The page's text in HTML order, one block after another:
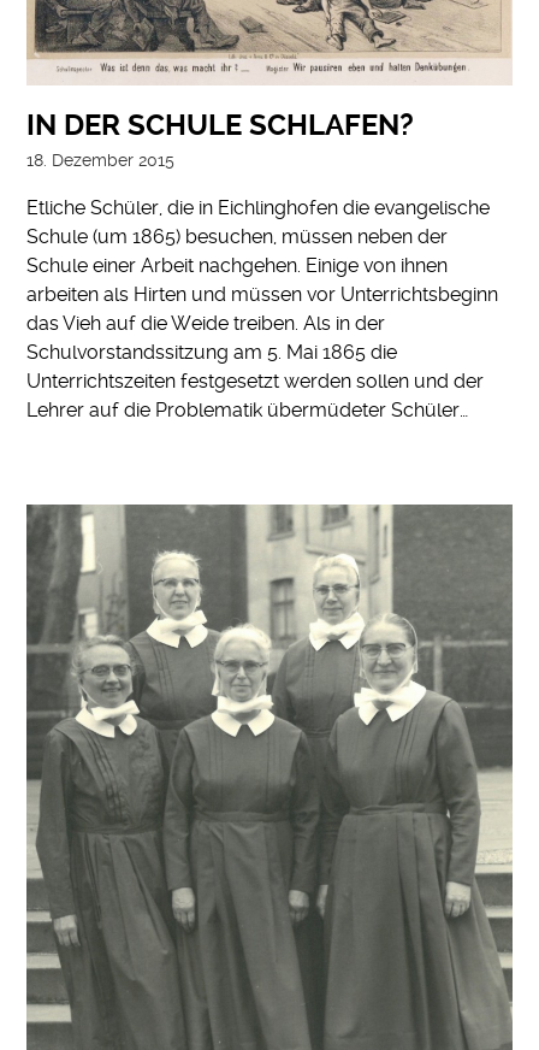
IN DER SCHULE SCHLAFEN?
18. Dezember 2015
Etliche Schüler, die in Eichlinghofen die evangelische
Schule (um 1865) besuchen, müssen neben der
Schule einer Arbeit nachgehen. Einige von ihnen
arbeiten als Hirten und müssen vor Unterrichtsbeginn
das Vieh auf die Weide treiben. Als in der
Schulvorstandssitzung am 5. Mai 1865 die
Unterrichtszeiten festgesetzt werden sollen und der
Lehrer auf die Problematik übermüdeter Schüler…